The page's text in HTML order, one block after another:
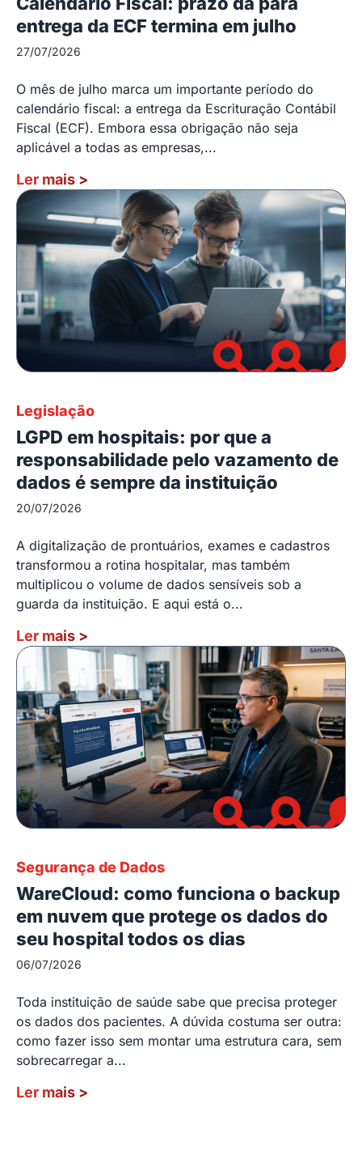
entrega da ECF termina em julho
27/07/2026
O mês de julho marca um importante período do
calendário fiscal: a entrega da Escrituração Contábil
Fiscal (ECF). Embora essa obrigação não seja
aplicável a todas as empresas,...
Ler mais >
Legislação
LGPD em hospitais: por que a
responsabilidade pelo vazamento de
dados é sempre da instituição
20/07/2026
A digitalização de prontuários, exames e cadastros
transformou a rotina hospitalar, mas também
multiplicou o volume de dados sensíveis sob a
guarda da instituição. E aqui está o...
Ler mais >
Segurança de Dados
WareCloud: como funciona o backup
em nuvem que protege os dados do
seu hospital todos os dias
06/07/2026
Toda instituição de saúde sabe que precisa proteger
os dados dos pacientes. A dúvida costuma ser outra:
como fazer isso sem montar uma estrutura cara, sem
sobrecarregar a...
Ler mais >